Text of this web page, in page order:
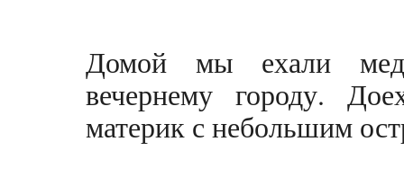
Домой мы ехали
вечернему городу.
материк с небольшим